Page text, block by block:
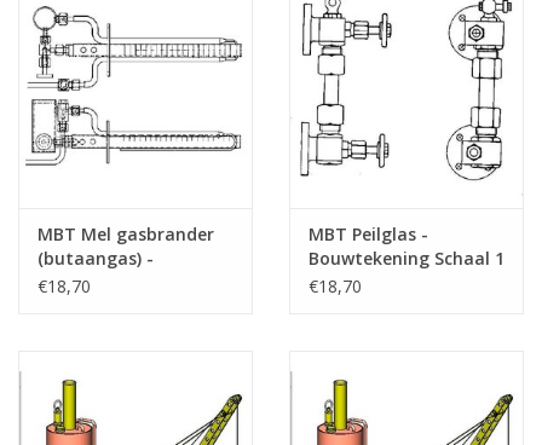
MBT Mel gasbrander
(butaangas) -
Bouwtekening Schaal 1
€18,70
MBT Peilglas -
Bouwtekening Schaal 1
: N/A (60.03.001)
€18,70